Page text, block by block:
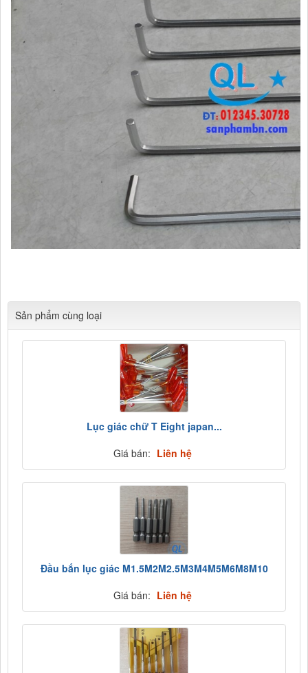
Sản phẩm cùng loại
Lục giác chữ T Eight japan...
Giá bán: Liên hệ
Đầu bắn lục giác M1.5M2M2.5M3M4M5M6M8M10
Giá bán: Liên hệ